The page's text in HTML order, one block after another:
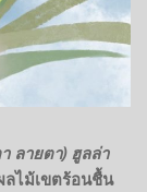
ลายตา) ฮูลล่า
ลไม้เขตร้อนชื้น